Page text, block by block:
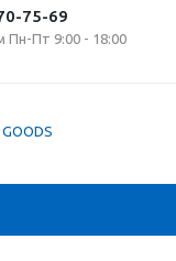
75-69
Пн-Пт 9:00 - 18:00